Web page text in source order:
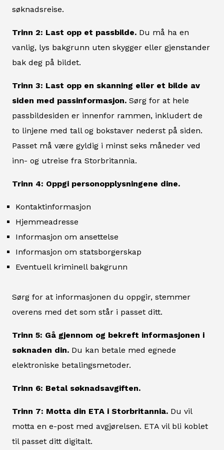
søknadsreise.
Trinn 2: Last opp et passbilde. Du må ha en
vanlig, lys bakgrunn uten skygger eller gjenstander
bak deg på bildet.
Trinn 3: Last opp en skanning eller et bilde av
siden med passinformasjon. Sørg for at hele
passbildesiden er innenfor rammen, inkludert de
to linjene med tall og bokstaver nederst på siden.
Passet må være gyldig i minst seks måneder ved
inn- og utreise fra Storbritannia.
Trinn 4: Oppgi personopplysningene dine.
Kontaktinformasjon
Hjemmeadresse
Informasjon om ansettelse
Informasjon om statsborgerskap
Eventuell kriminell bakgrunn
Sørg for at informasjonen du oppgir, stemmer
overens med det som står i passet ditt.
Trinn 5: Gå gjennom og bekreft informasjonen i
søknaden din. Du kan betale med egnede
elektroniske betalingsmetoder.
Trinn 6: Betal søknadsavgiften.
Trinn 7: Motta din ETA i Storbritannia. Du vil
motta en e-post med avgjørelsen. ETA vil bli koblet
til passet ditt digitalt.